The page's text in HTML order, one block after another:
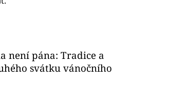
není pána: Tradice a
svátku vánočního